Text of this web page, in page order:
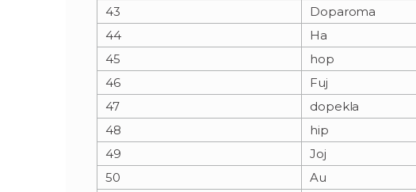
43
Doparoma
44
Ha
45
hop
46
Fuj
47
dopekla
48
hip
49
Joj
50
Au